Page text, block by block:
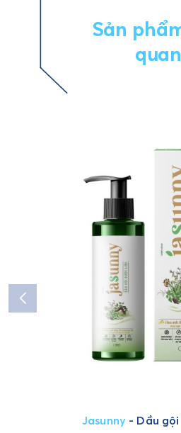
Sản
quan
Jasunny - Dầu